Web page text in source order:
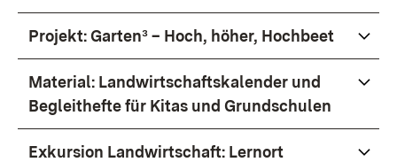
Projekt: Garten³ – Hoch, höher, Hochbeet
Material: Landwirtschaftskalender und
Begleithefte für Kitas und Grundschulen
Exkursion Landwirtschaft: Lernort